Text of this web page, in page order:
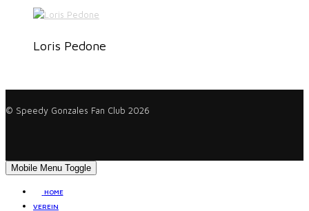
Loris Pedone
© Speedy Gonzales Fan Club 2026
Mobile Menu Toggle
HOME
VEREIN